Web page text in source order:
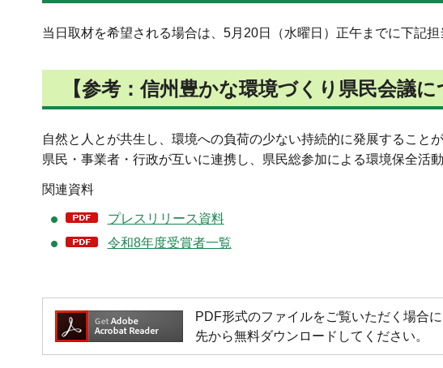
当日取材を希望される場合は、5月20日（水曜日）正午までに下記担
【参考：信州豊かな環境づくり県民会議に
自然と人とが共生し、環境への負荷の少ない持続的に発展すること
県民・事業者・行政が互いに連携し、県民総参加による環境保全活
関連資料
プレスリリース資料
令和8年度受賞者一覧
PDF形式のファイルをご覧いただく場合
先から無料ダウンロードしてください。